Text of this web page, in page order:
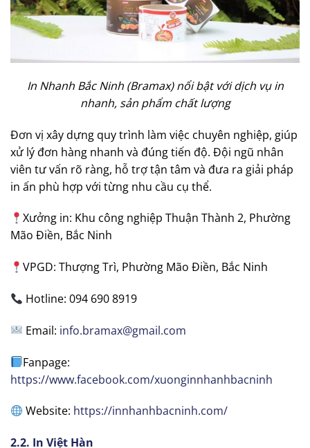
In Nhanh Bắc Ninh (Bramax) nổi bật với dịch vụ in
nhanh, sản phẩm chất lượng
Đơn vị xây dựng quy trình làm việc chuyên nghiệp, giúp
xử lý đơn hàng nhanh và đúng tiến độ. Đội ngũ nhân
viên tư vấn rõ ràng, hỗ trợ tận tâm và đưa ra giải pháp
in ấn phù hợp với từng nhu cầu cụ thể.
Xưởng in: Khu công nghiệp Thuận Thành 2, Phường
Mão Điền, Bắc Ninh
VPGD: Thượng Trì, Phường Mão Điền, Bắc Ninh
Hotline: 094 690 8919
Email: info.bramax@gmail.com
Fanpage:
https://www.facebook.com/xuonginnhanhbacninh
Website: https://innhanhbacninh.com/
2.2. In Việt Hàn